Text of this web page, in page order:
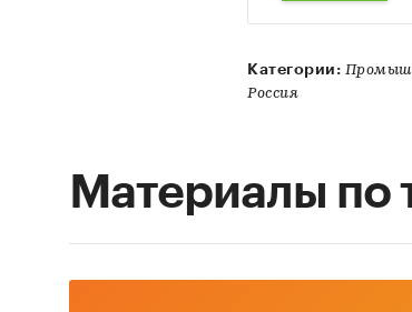
Категории:
Россия
Материалы по